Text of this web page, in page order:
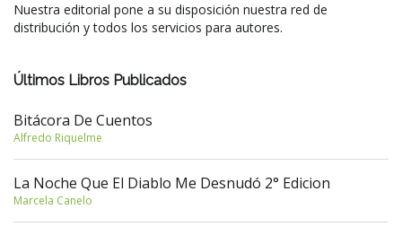
Nuestra editorial pone a su disposición nuestra red de
distribución y todos los servicios para autores.
Últimos Libros Publicados
Bitácora De Cuentos
Alfredo Riquelme
La Noche Que El Diablo Me Desnudó 2° Edicion
Marcela Canelo